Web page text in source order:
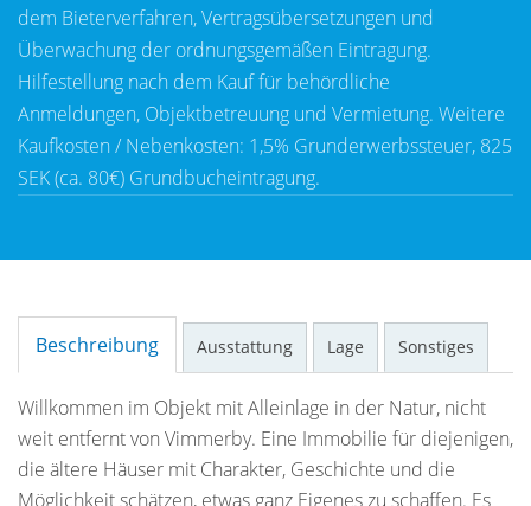
dem Bieterverfahren, Vertragsübersetzungen und
Überwachung der ordnungsgemäßen Eintragung.
Hilfestellung nach dem Kauf für behördliche
Anmeldungen, Objektbetreuung und Vermietung. Weitere
Kaufkosten / Nebenkosten: 1,5% Grunderwerbssteuer, 825
SEK (ca. 80€) Grundbucheintragung.
Beschreibung Ausstattung Lage Sonstiges
Willkommen im Objekt mit Alleinlage in der Natur, nicht
weit entfernt von Vimmerby. Eine Immobilie für diejenigen,
die ältere Häuser mit Charakter, Geschichte und die
Möglichkeit schätzen, etwas ganz Eigenes zu schaffen. Es